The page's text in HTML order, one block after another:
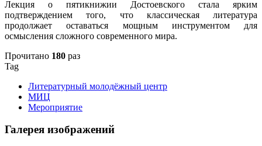
Лекция о пятикнижии Достоевского стала ярким
подтверждением того, что классическая литература
продолжает оставаться мощным инструментом для
осмысления сложного современного мира.
Прочитано 180 раз
Tag
Литературный молодёжный центр
МИЦ
Мероприятие
Галерея изображений